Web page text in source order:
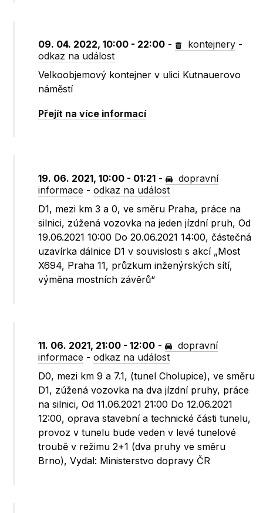
09. 04. 2022, 10:00 - 22:00 - kontejnery -
odkaz na událost
Velkoobjemový kontejner v ulici Kutnauerovo
náměstí
Přejít na více informací
19. 06. 2021, 10:00 - 01:21 -
dopravní
informace -odkaz na událost
D1, mezi km 3 a 0, ve směru Praha, práce na
silnici, zúžená vozovka na jeden jízdní pruh, Od
19.06.2021 10:00 Do 20.06.2021 14:00, částečná
uzavírka dálnice D1 v souvislosti s akcí „Most
X694, Praha 11, průzkum inženýrských sítí,
výměna mostních závěrů“
11. 06. 2021, 21:00 - 12:00 -
dopravní
informace -odkaz na událost
D0, mezi km 9 a 7.1, (tunel Cholupice), ve směru
D1, zúžená vozovka na dva jízdní pruhy, práce
na silnici, Od 11.06.2021 21:00 Do 12.06.2021
12:00, oprava stavební a technické části tunelu,
provoz v tunelu bude veden v levé tunelové
troubě v režimu 2+1 (dva pruhy ve směru
Brno), Vydal: Ministerstvo dopravy ČR